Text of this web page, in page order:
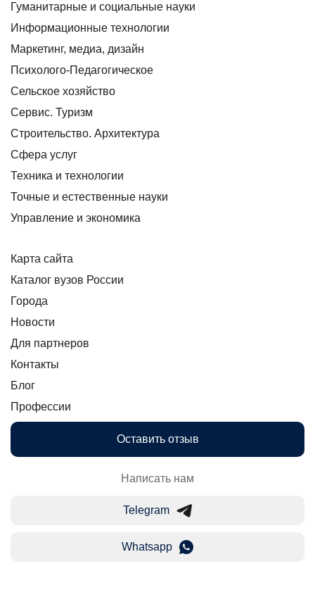
Гуманитарные и социальные науки
Информационные технологии
Маркетинг, медиа, дизайн
Психолого-Педагогическое
Сельское хозяйство
Сервис. Туризм
Строительство. Архитектура
Сфера услуг
Техника и технологии
Точные и естественные науки
Управление и экономика
Карта сайта
Каталог вузов России
Города
Новости
Для партнеров
Контакты
Блог
Профессии
Оставить отзыв
Написать нам
Telegram
Whatsapp